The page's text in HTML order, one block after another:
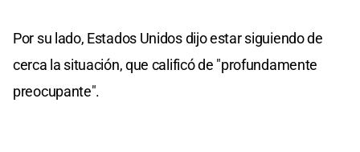
Por su lado, Estados Unidos dijo estar siguiendo de
cerca la situación, que calificó de "profundamente
preocupante".